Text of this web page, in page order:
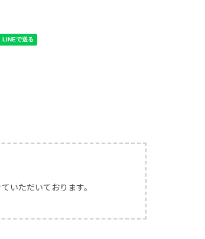
いただいております。